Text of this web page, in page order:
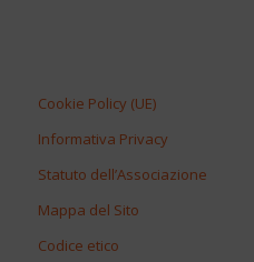
Cookie Policy (UE)
Informativa Privacy
Statuto dell’Associazione
Mappa del Sito
Codice etico